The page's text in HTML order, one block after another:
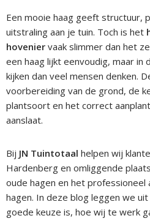
Een mooie haag geeft structuur,
uitstraling aan je tuin. Toch is het
hovenier vaak slimmer dan het
een haag lijkt eenvoudig, maar
kijken dan veel mensen denken.
voorbereiding van de grond, de
plantsoort en het correct
aanslaat.
Bij JN Tuintotaal helpen wij
Hardenberg en omliggende
oude hagen en het professioneel
hagen. In deze blog leggen we
goede keuze is, hoe wij te werk